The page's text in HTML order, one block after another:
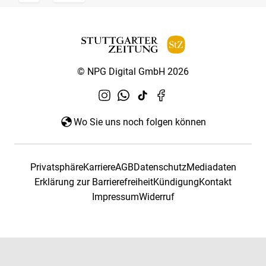
© NPG Digital GmbH 2026
Wo Sie uns noch folgen können
PrivatsphäreKarriereAGBDatenschutzMediadaten
Erklärung zur BarrierefreiheitKündigungKontakt
ImpressumWiderruf